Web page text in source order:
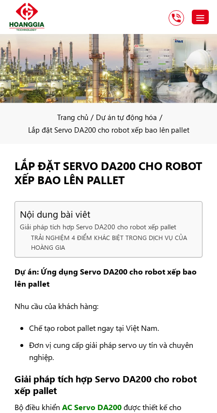
Trang chủ / Dự án tự động hóa /
Lắp đặt Servo DA200 cho robot xếp bao lên pallet
LẮP ĐẶT SERVO DA200 CHO ROBOT
XẾP BAO LÊN PALLET
Nội dung bài viêt
Giải pháp tích hợp Servo DA200 cho robot xếp pallet
TRẢI NGHIỆM 4 ĐIỂM KHÁC BIỆT TRONG DỊCH VỤ CỦA
HOÀNG GIA
Dự án: Ứng dụng Servo DA200 cho robot xếp bao
lên pallet
Nhu cầu của khách hàng:
Chế tạo robot pallet ngay tại Việt Nam.
Đơn vị cung cấp giải pháp servo uy tín và chuyên
nghiệp.
Giải pháp tích hợp Servo DA200 cho robot
xếp pallet
Bộ điều khiển AC Servo DA200được thiết kế cho